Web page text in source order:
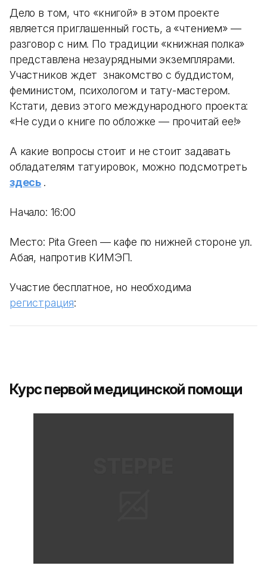
Дело в том, что «книгой» в этом проекте
является приглашенный гость, а «чтением» —
разговор с ним. По традиции «книжная полка»
представлена незаурядными экземплярами.
Участников ждет знакомство с буддистом,
феминистом, психологом и тату-мастером.
Кстати, девиз этого международного проекта:
«Не суди о книге по обложке — прочитай ее!»
А какие вопросы стоит и не стоит задавать
обладателям татуировок, можно подсмотреть
здесь .
Начало: 16:00
Место: Pita Green — кафе по нижней стороне ул.
Абая, напротив КИМЭП.
Участие бесплатное, но необходима
регистрация:
Курс первой медицинской помощи